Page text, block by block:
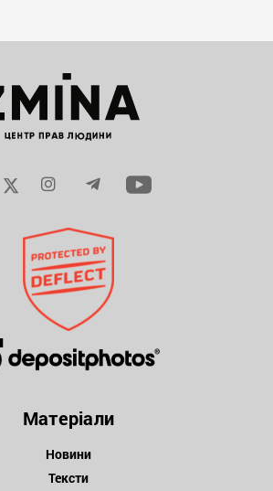
Матеріали
Новини
Тексти